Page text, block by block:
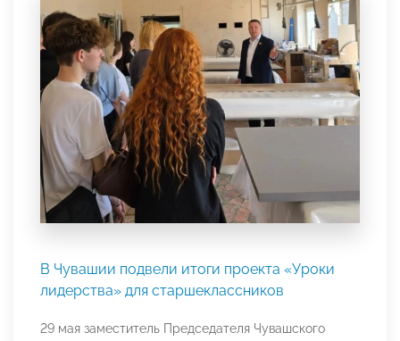
В Чувашии подвели итоги проекта «Уроки
лидерства» для старшеклассников
29 мая заместитель Председателя Чувашского